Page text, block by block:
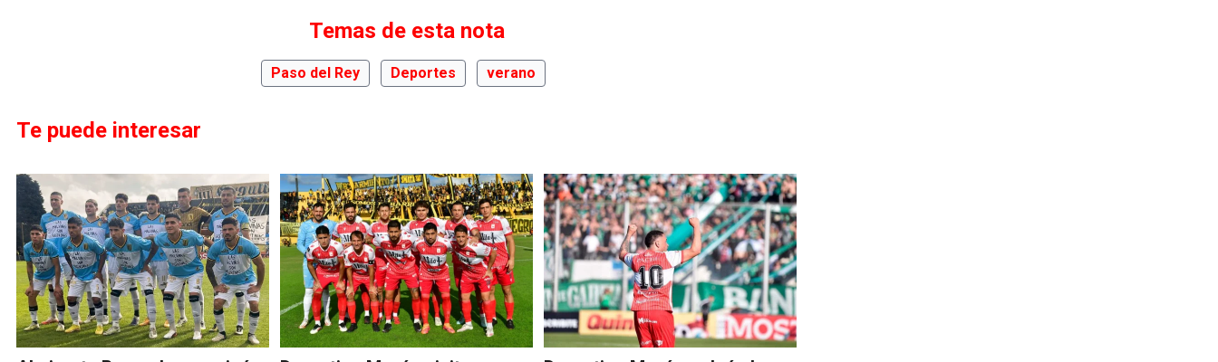
Temas de esta nota
Paso del Rey Deportes verano
Te puede interesar